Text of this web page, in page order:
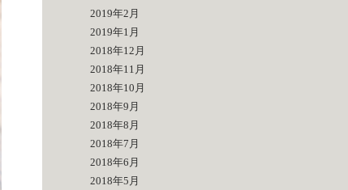
2019年2月
2019年1月
2018年12月
2018年11月
2018年10月
2018年9月
2018年8月
2018年7月
2018年6月
2018年5月